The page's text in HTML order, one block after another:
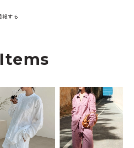
報する